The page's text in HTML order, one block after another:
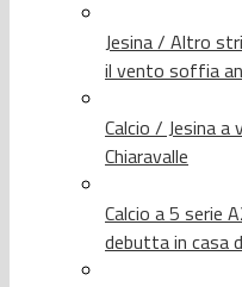
Jesina / Altro
il vento soffia
Calcio / Jesina
Chiaravalle
Calcio a 5 serie
debutta in casa